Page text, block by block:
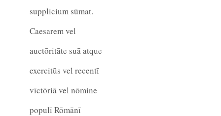
supplicium sūmat.
Caesarem vel
auctōritāte suā atque
exercitūs vel recentī
vīctōriā vel nōmine
populī Rōmānī